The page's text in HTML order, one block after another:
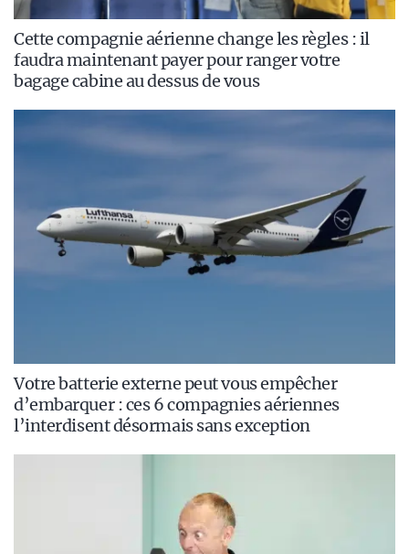
Cette compagnie aérienne change les règles : il
faudra maintenant payer pour ranger votre
bagage cabine au dessus de vous
Votre batterie externe peut vous empêcher
d’embarquer : ces 6 compagnies aériennes
l’interdisent désormais sans exception